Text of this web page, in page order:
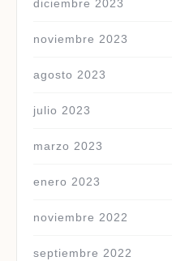
diciembre 2023
noviembre 2023
agosto 2023
julio 2023
marzo 2023
enero 2023
noviembre 2022
septiembre 2022